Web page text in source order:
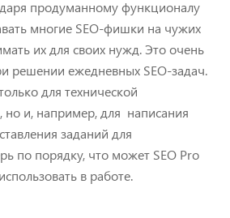
продуманному функционалу
многие SEO-фишки на чужих
их для своих нужд. Это очень
решении ежедневных SEO-задач.
для технической
но и, например, для написания
заданий для
по порядку, что может SEO Pro
в работе.